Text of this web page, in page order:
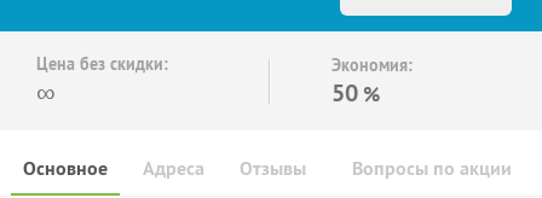
Цена без скидки:
∞
Экономия:
50 %
Основное Отзывы Вопросы по акции
Адреса